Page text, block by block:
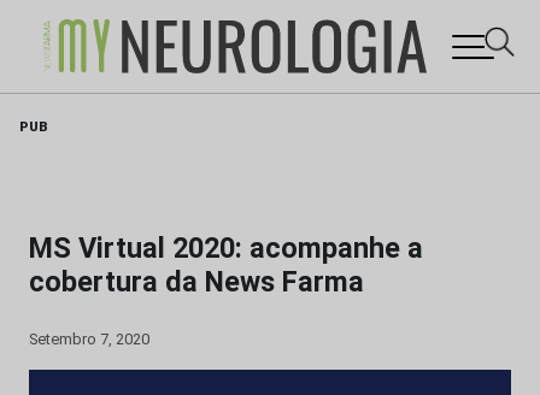
PUB
MS Virtual 2020: acompanhe a
cobertura da News Farma
Setembro 7, 2020